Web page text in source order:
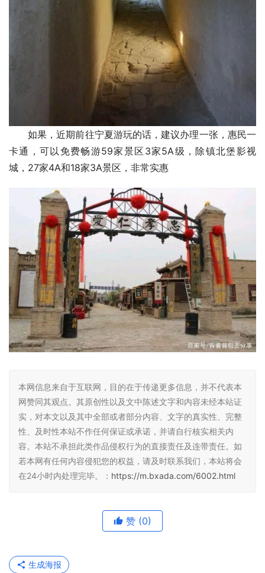
如果，近期前往宁夏游玩的话，建议办理一张，惠民一
卡通，可以免费畅游59家景区3家5A级，除镇北堡影视
城，27家4A和18家3A景区，非常实惠
本网信息来自于互联网，目的在于传递更多信息，并不代表本
网赞同其观点。其原创性以及文中陈述文字和内容未经本站证
实，对本文以及其中全部或者部分内容、文字的真实性、完整
性、及时性本站不作任何保证或承诺，并请自行核实相关内
容。本站不承担此类作品侵权行为的直接责任及连带责任。如
若本网有任何内容侵犯您的权益，请及时联系我们，本站将会
在24小时内处理完毕。： https://m.bxada.com/6002.html
赞 (0)
生成海报